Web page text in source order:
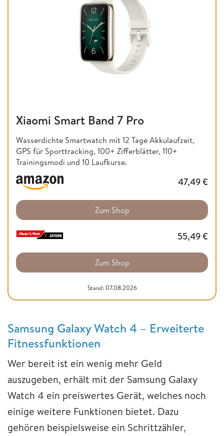
Xiaomi Smart Band 7 Pro
Wasserdichte Smartwatch mit 12 Tage Akkulaufzeit,
GPS für Sporttracking, 100+ Zifferblätter, 110+
Trainingsmodi und 10 Laufkurse.
47,49€
Zum Shop
55,49€
Zum Shop
Stand: 07.08.2026
Samsung Galaxy Watch 4 – Erweiterte
Fitnessfunktionen
Wer bereit ist ein wenig mehr Geld
auszugeben, erhält mit der Samsung Galaxy
Watch 4 ein preiswertes Gerät, welches noch
einige weitere Funktionen bietet. Dazu
gehören beispielsweise ein Schrittzähler,